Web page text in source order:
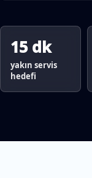
15 dk
yakın servis
hedefi